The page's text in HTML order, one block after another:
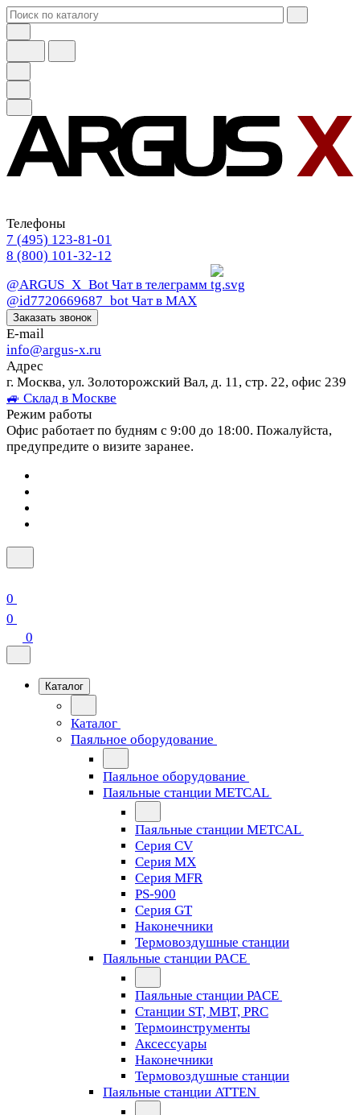
Телефоны
7 (495) 123-81-01
8 (800) 101-32-12
@ARGUS_X_Bot Чат в телеграмм
@id7720669687_bot Чат в МАХ
Заказать звонок
E-mail
info@argus-x.ru
Адрес
г. Москва, ул. Золоторожский Вал, д. 11, стр. 22, офис 239
🚙 Склад в Москве
Режим работы
Офис работает по будням с 9:00 до 18:00. Пожалуйста,
предупредите о визите заранее.
0
0
0
Каталог
Каталог
Паяльное оборудование
Паяльное оборудование
Паяльные станции METCAL
Паяльные станции METCAL
Серия CV
Серия MX
Серия MFR
PS-900
Серия GT
Наконечники
Термовоздушные станции
Паяльные станции PACE
Паяльные станции PACE
Станции ST, MBT, PRC
Термоинструменты
Аксессуары
Наконечники
Термовоздушные станции
Паяльные станции ATTEN